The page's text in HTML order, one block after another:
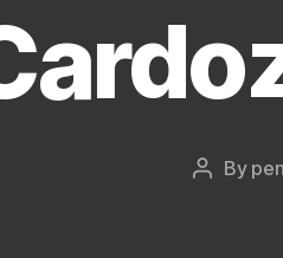
Post
By